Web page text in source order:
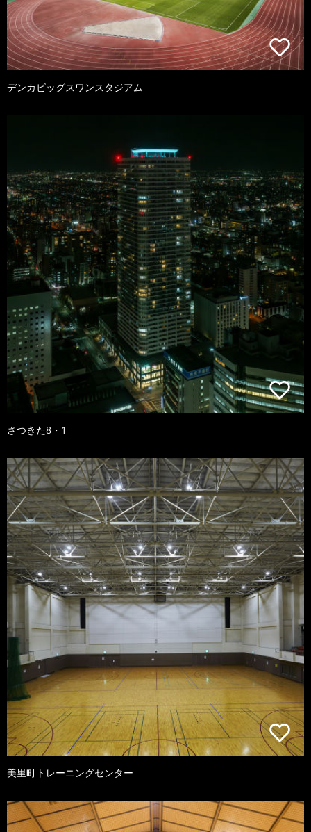
デンカビッグスワンスタジアム
さつきた8・1
美里町トレーニングセンター